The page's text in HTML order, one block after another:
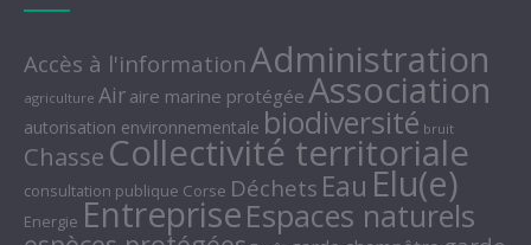
Accès à l'informationAdministration
agriculture Air aire marine protégée Association
autorisation environnementale biodiversité bruit
Chasse Collectivité territoriale
consultation publique Corse Déchets Eau Elu(e)
Energie EntrepriseEspaces naturels